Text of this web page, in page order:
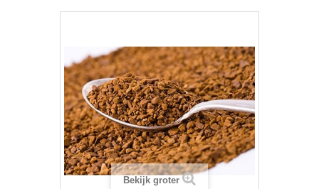
Bekijk groter